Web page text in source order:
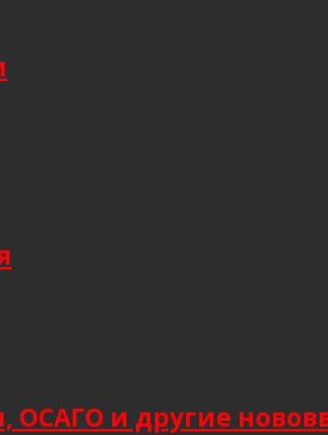
ОСАГО и другие